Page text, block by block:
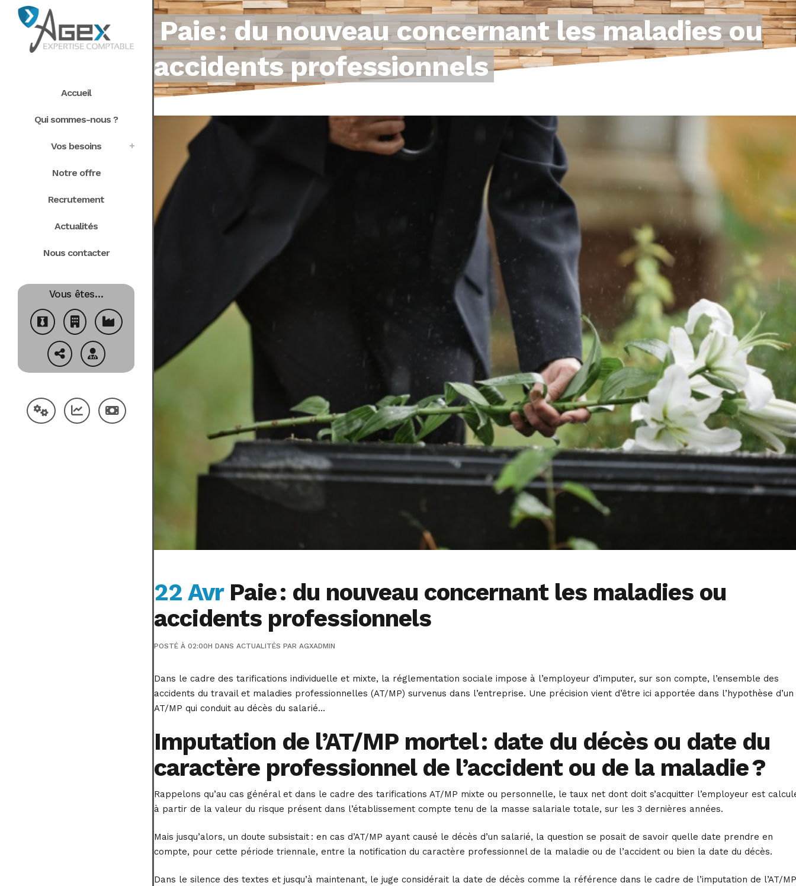
Accueil
Qui sommes-nous ?
Vos besoins
Notre offre
Recrutement
Actualités
Nous contacter
Vous êtes…
Paie : du nouveau concernant les maladies ou
accidents professionnels
22 AvrPaie : du nouveau concernant les maladies ou
accidents professionnels
POSTÉ À 02:00H DANS ACTUALITÉS PAR AGXADMIN
Dans le cadre des tarifications individuelle et mixte, la réglementation sociale impose à l’employeur d’imputer, sur son compte, l’ensemble des
accidents du travail et maladies professionnelles (AT/MP) survenus dans l’entreprise. Une précision vient d’être ici apportée dans l’hypothèse d’un
AT/MP qui conduit au décès du salarié…
Imputation de l’AT/MP mortel : date du décès ou date du
caractère professionnel de l’accident ou de la maladie ?
Rappelons qu’au cas général et dans le cadre des tarifications AT/MP mixte ou personnelle, le taux net dont doit s’acquitter l’employeur est
à partir de la valeur du risque présent dans l’établissement compte tenu de la masse salariale totale, sur les 3 dernières années.
Mais jusqu’alors, un doute subsistait : en cas d’AT/MP ayant causé le décès d’un salarié, la question se posait de savoir quelle date prendre en
compte, pour cette période triennale, entre la notification du caractère professionnel de la maladie ou de l’accident ou bien la date du décès.
Dans le silence des textes et jusqu’à maintenant, le juge considérait la date de décès comme la référence dans le cadre de l’imputation de l’AT/